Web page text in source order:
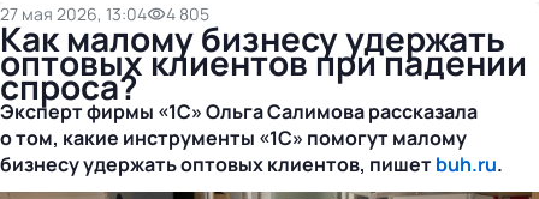
27 мая 2026, 13:04 4 805
Как малому бизнесу удержать
оптовых клиентов при падении
спроса?
Эксперт фирмы «1С» Ольга Салимова рассказала
о том, какие инструменты «1С» помогут малому
бизнесу удержать оптовых клиентов, пишетbuh.ru.